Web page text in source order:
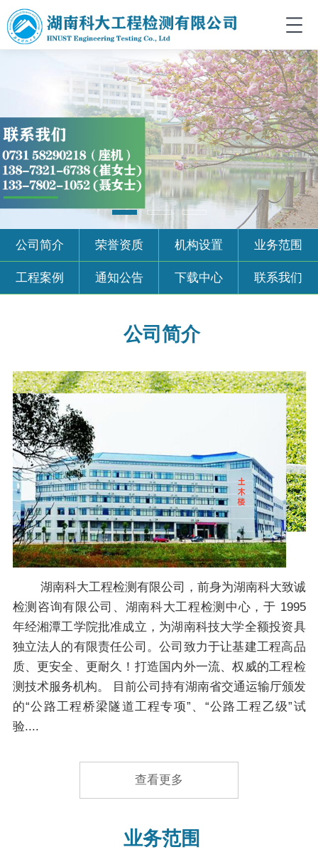
公司简介 荣誉资质 机构设置 业务范围
工程案例 通知公告 下载中心 联系我们
公司简介
湖南科大工程检测有限公司，前身为湖南科大致诚
检测咨询有限公司、湖南科大工程检测中心，于 1995
年经湘潭工学院批准成立，为湖南科技大学全额投资具
独立法人的有限责任公司。公司致力于让基建工程高品
质、更安全、更耐久！打造国内外一流、权威的工程检
测技术服务机构。 目前公司持有湖南省交通运输厅颁发
的“公路工程桥梁隧道工程专项”、“公路工程乙级”试
验....
查看更多
业务范围